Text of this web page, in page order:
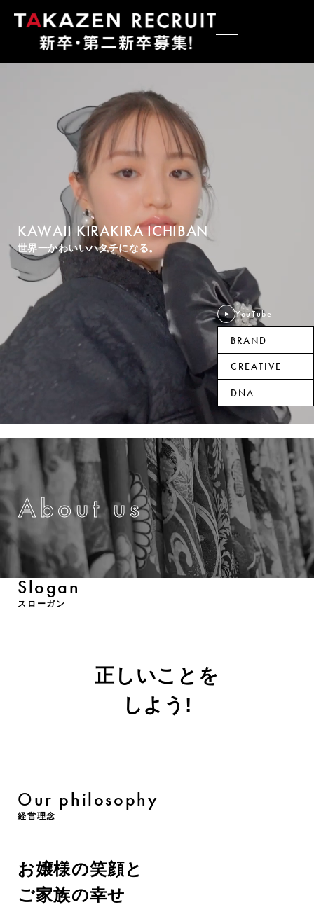
KAWAII KIRAKIRA ICHIBAN
世界一かわいいハタチになる。
YouTube
BRAND
CREATIVE
DNA
About us
Slogan
スローガン
正しいことを
しよう!
Our philosophy
経営理念
お嬢様の笑顔と
ご家族の幸せ